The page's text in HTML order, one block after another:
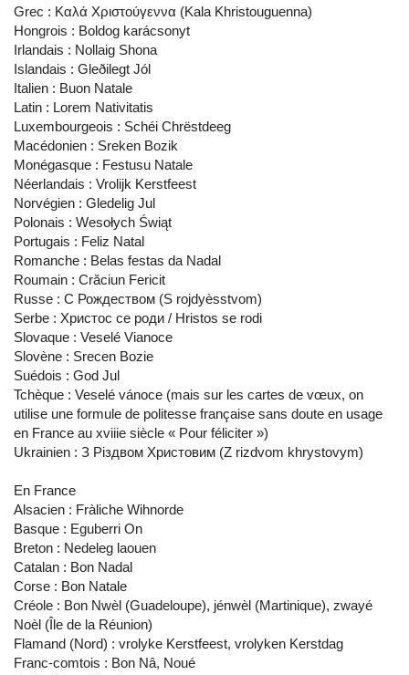
Grec : Καλά Χριστούγεννα (Kala Khristouguenna)
Hongrois : Boldog karácsonyt
Irlandais : Nollaig Shona
Islandais : Gleðilegt Jól
Italien : Buon Natale
Latin : Lorem Nativitatis
Luxembourgeois : Schéi Chrëstdeeg
Macédonien : Sreken Bozik
Monégasque : Festusu Natale
Néerlandais : Vrolijk Kerstfeest
Norvégien : Gledelig Jul
Polonais : Wesołych Świąt
Portugais : Feliz Natal
Romanche : Belas festas da Nadal
Roumain : Crăciun Fericit
Russe : С Рождеством (S rojdyèsstvom)
Serbe : Христос се роди / Hristos se rodi
Slovaque : Veselé Vianoce
Slovène : Srecen Bozie
Suédois : God Jul
Tchèque : Veselé vánoce (mais sur les cartes de vœux, on
utilise une formule de politesse française sans doute en usage
en France au xviiie siècle « Pour féliciter »)
Ukrainien : З Рiздвом Христовим (Z rizdvom khrystovym)
En France
Alsacien : Fràliche Wihnorde
Basque : Eguberri On
Breton : Nedeleg laouen
Catalan : Bon Nadal
Corse : Bon Natale
Créole : Bon Nwèl (Guadeloupe), jénwèl (Martinique), zwayé
Noèl (Île de la Réunion)
Flamand (Nord) : vrolyke Kerstfeest, vrolyken Kerstdag
Franc-comtois : Bon Nâ, Noué